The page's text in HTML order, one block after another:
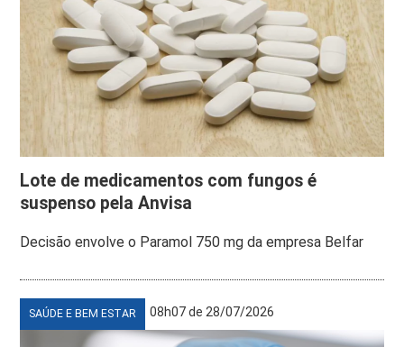
Lote de medicamentos com fungos é
suspenso pela Anvisa
Decisão envolve o Paramol 750 mg da empresa Belfar
SAÚDE E BEM ESTAR 08h07 de 28/07/2026